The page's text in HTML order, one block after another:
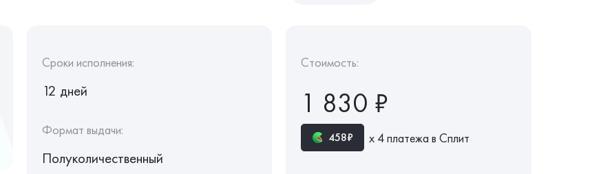
Сроки исполнения:
12 дней
Формат выдачи:
Полуколичественный
Стоимость:
1 830 ₽
458₽ х 4 платежа в Сплит